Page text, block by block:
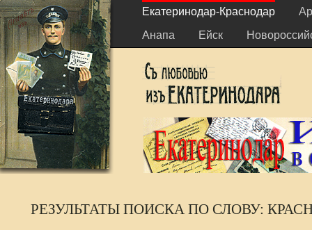
Екатеринодар-Краснодар
Анапа
Ейск
РЕЗУЛЬТАТЫ ПОИСКА ПО СЛОВУ: